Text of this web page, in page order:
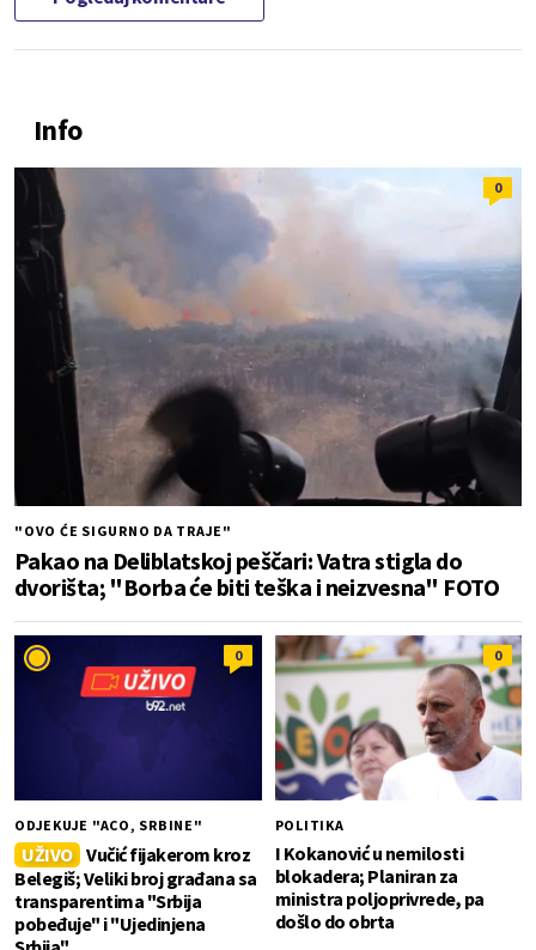
Info
0
"OVO ĆE SIGURNO DA TRAJE"
Pakao na Deliblatskoj peščari: Vatra stigla do
dvorišta; "Borba će biti teška i neizvesna" FOTO
0
ODJEKUJE "ACO, SRBINE"
UŽIVO Vučić fijakerom kroz
Belegiš; Veliki broj građana sa
transparentima "Srbija
pobeđuje" i "Ujedinjena
0
POLITIKA
I Kokanović u nemilosti
blokadera; Planiran za
ministra poljoprivrede, pa
došlo do obrta